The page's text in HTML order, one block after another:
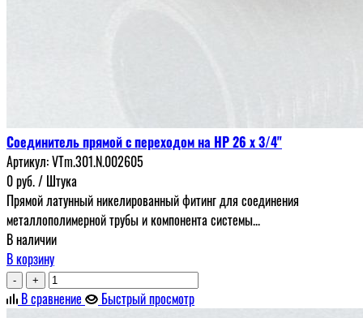
Соединитель прямой с переходом на НР 26 х 3/4"
Артикул:VTm.301.N.002605
0руб./ Штука
Прямой латунный никелированный фитинг для соединения
металлополимерной трубы и компонента системы...
В наличии
В корзину
- +
В сравнение Быстрый просмотр